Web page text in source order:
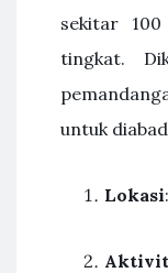
sekitar
tingkat.
untuk
Lokasi